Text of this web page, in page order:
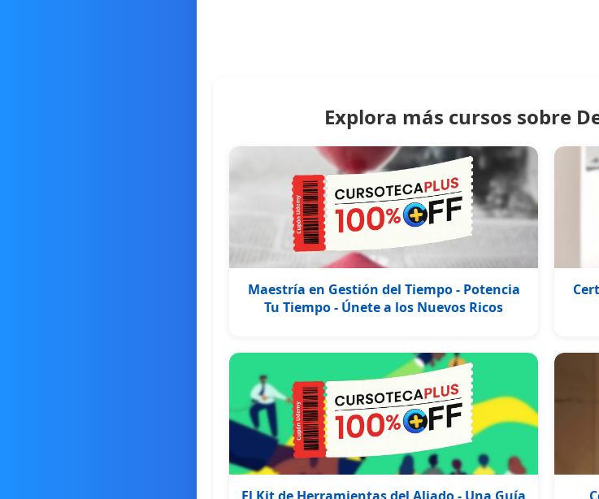
Explora más cursos sobre
Maestría en Gestión del Tiempo - Potencia
Tu Tiempo - Únete a los Nuevos Ricos